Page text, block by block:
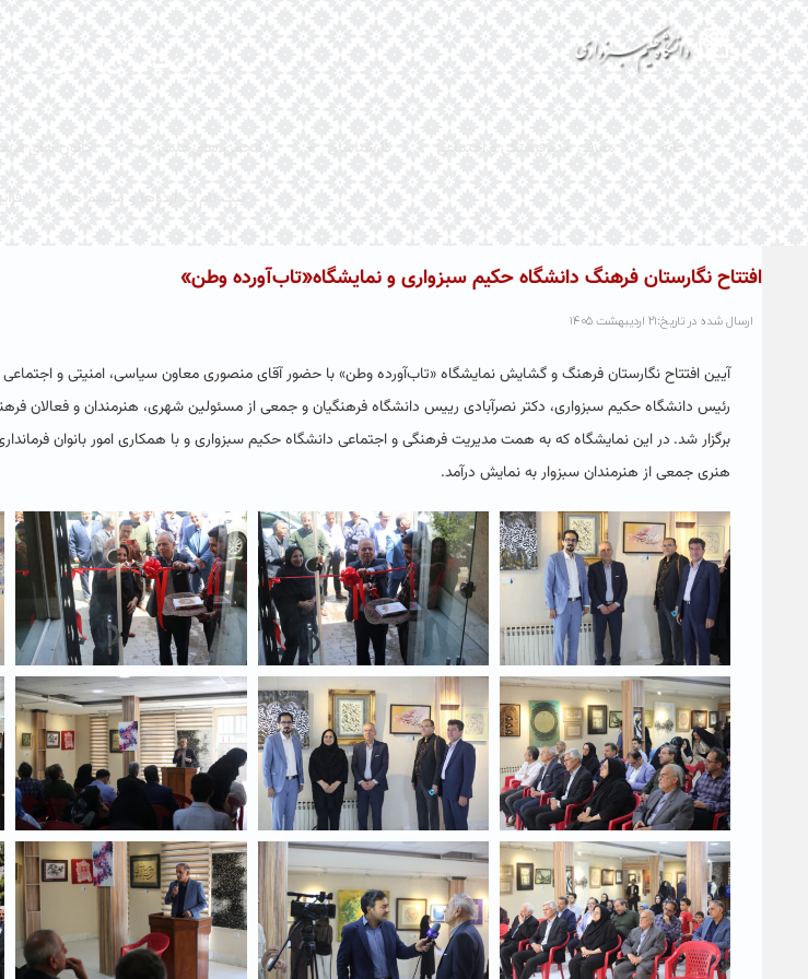
خانه معرفی مدیرفرهنگی و اجتماعی کارشناسان انجمن های علمی کانون های
ثبت نام در اردوها و مراسم ها
افتتاح نگارستان فرهنگ دانشگاه حکیم سبزواری و نمایشگاه«تاب‌آورده وطن»
ارسال شده در تاریخ:۲۱ اردیبهشت ۱۴۰۵
آیین افتتاح نگارستان فرهنگ و گشایش نمایشگاه «تاب‌آورده وطن» با حضور آقای منصوری معاون سیاسی، امنیتی و اجتماعی
رئیس دانشگاه حکیم سبزواری، دکتر نصرآبادی رییس دانشگاه فرهنگیان و جمعی از مسئولین شهری، هنرمندان و فعالان
برگزار شد. در این نمایشگاه که به همت مدیریت فرهنگی و اجتماعی دانشگاه حکیم سبزواری و با همکاری امور بانوان
هنری جمعی از هنرمندان سبزوار به نمایش درآمد.